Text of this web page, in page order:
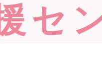
セ